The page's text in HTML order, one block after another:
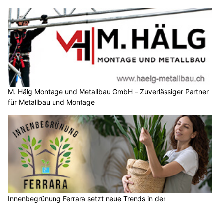
M. Hälg Montage und Metallbau GmbH – Zuverlässiger Partner
für Metallbau und Montage
Innenbegrünung Ferrara setzt neue Trends in der